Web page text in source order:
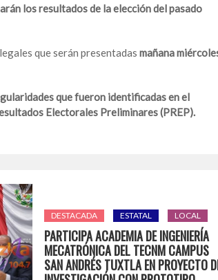
los resultados de la elección del pasado
que serán presentadas mañana
que fueron identificadas en el
Electorales Preliminares (PREP).
DESTACADA ESTATAL LOCAL
PARTICIPA ACADEMIA DE INGENIERÍA
MECATRÓNICA DEL TECNM CAMPUS
SAN ANDRÉS TUXTLA EN PROYECTO